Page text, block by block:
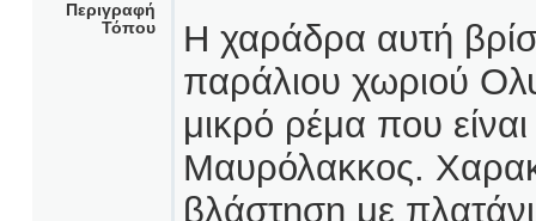
Περιγραφή
Τόπου
Η χαράδρα αυτή
παράλιου χωριού
μικρό ρέμα που
Μαυρόλακκος.
βλάστηση με